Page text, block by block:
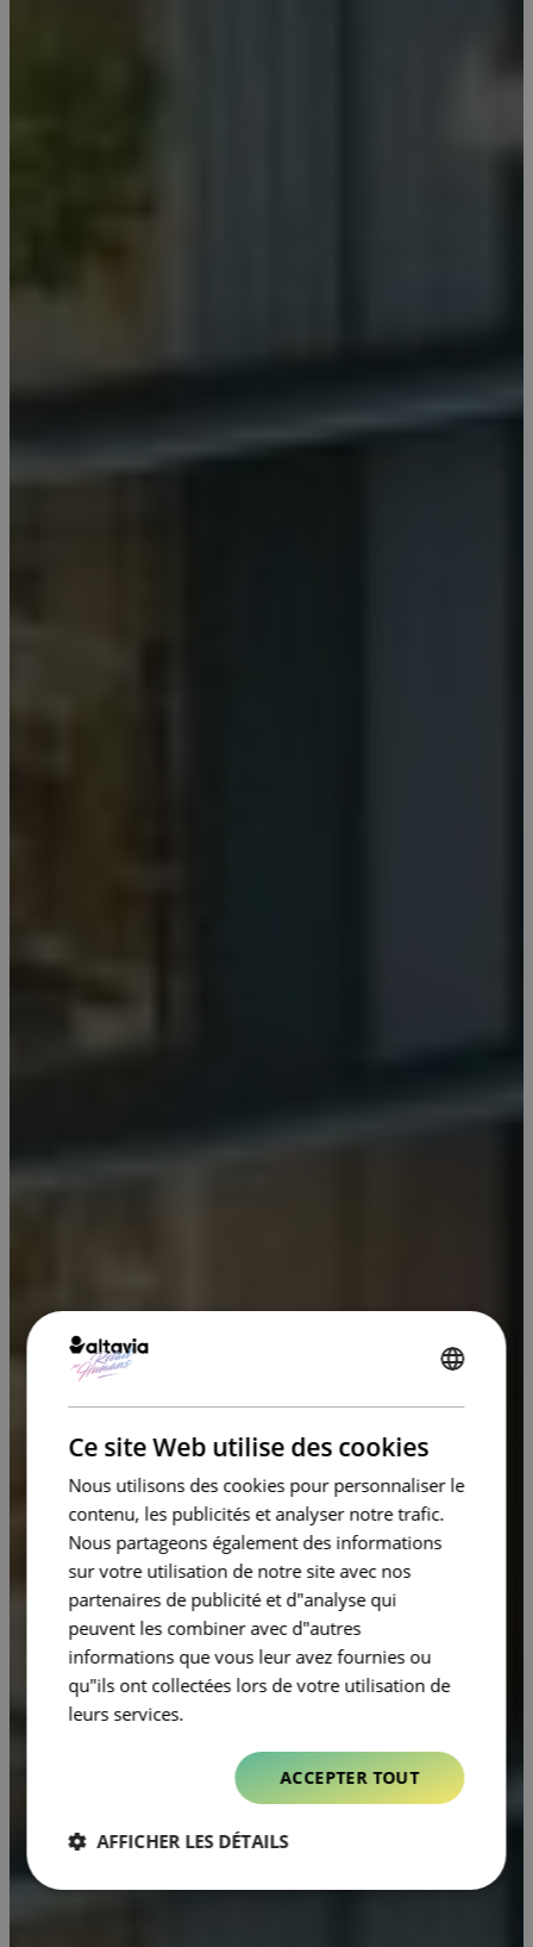
Ce site Web utilise des cookies
Nous utilisons des cookies pour personnaliser le
contenu, les publicités et analyser notre trafic.
Nous partageons également des informations
sur votre utilisation de notre site avec nos
partenaires de publicité et d"analyse qui
peuvent les combiner avec d"autres
informations que vous leur avez fournies ou
qu"ils ont collectées lors de votre utilisation de
leurs services.
ACCEPTER TOUT
AFFICHER LES DÉTAILS